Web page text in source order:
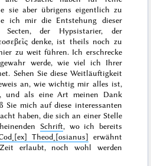
sie aber übrigens eigentlich zu
ich mir die Entstehung dieser
der Hypsistarier, der
denke, ist theils noch zu
zu weit führen. Ich erschrecke
werde, wie viel ich Ihrer
Sehen Sie diese Weitläuftigkeit
an, wie wichtig mir alles ist,
und als eine Art meinen Dank
Sie mich auf diese interessanten
haben, die sich an einer Stelle
Schrift, wo ich bereits
Theod˖[osianus] erwähnt
erlaubt, noch wohl werden